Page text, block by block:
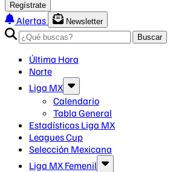
Regístrate
Alertas
Newsletter
Buscar
Última Hora
Norte
Liga MX
Calendario
Tabla General
Estadísticas Liga MX
Leagues Cup
Selección Mexicana
Liga MX Femenil